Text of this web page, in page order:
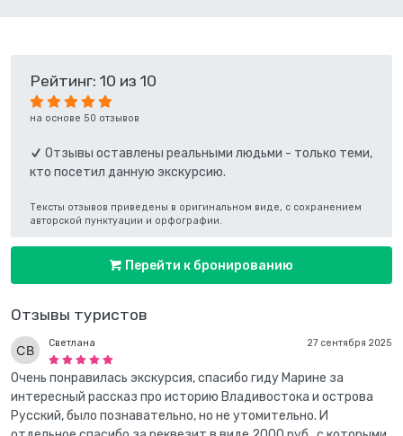
Отзывы туристов
27 сентября 2025
Светлана
Очень понравилась экскурсия, спасибо гиду Марине за
интересный рассказ про историю Владивостока и острова
Русский, было познавательно, но не утомительно. И
Рейтинг: 10 из 10
на основе 50 отзывов
Отзывы оставлены реальными людьми - только теми,
кто посетил данную экскурсию.
Тексты отзывов приведены в оригинальном виде, с сохранением
авторской пунктуации и орфографии.
Перейти к бронированию